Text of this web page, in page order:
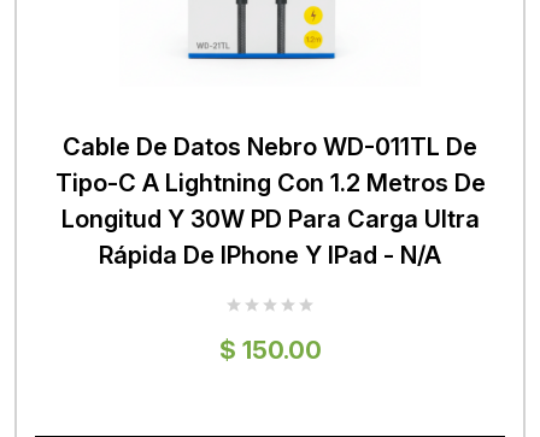
Cable De Datos Nebro WD-011TL De
Tipo-C A Lightning Con 1.2 Metros De
Longitud Y 30W PD Para Carga Ultra
Rápida De IPhone Y IPad - N/A
$ 150.00